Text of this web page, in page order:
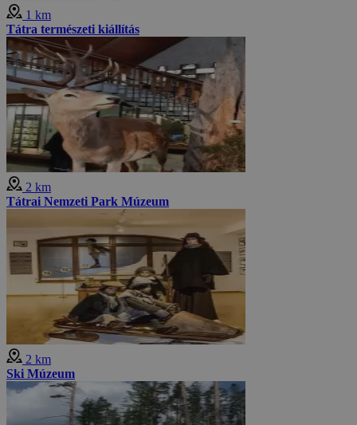
1 km
Tátra természeti kiállítás
2 km
Tátrai Nemzeti Park Múzeum
2 km
Ski Múzeum